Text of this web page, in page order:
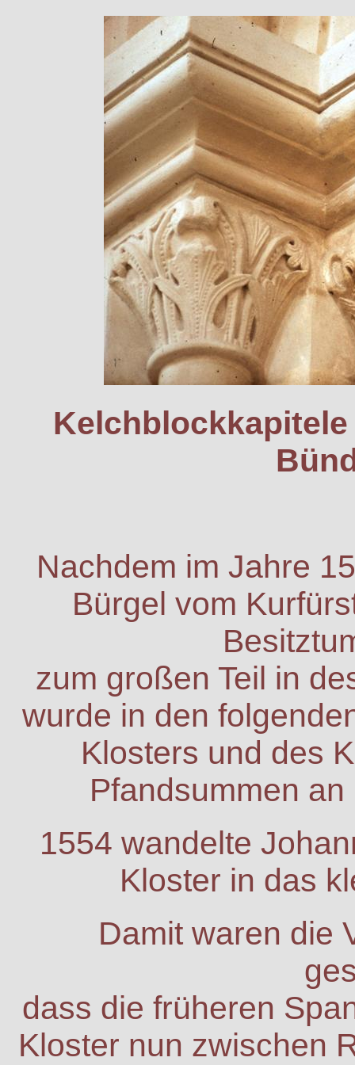
Nachdem im Jahre
Bürgel vom
zum großen Teil in
wurde in den
Klosters und des
Pfandsummen
1554 wandelte
Kloster in das
Damit waren die
dass die früheren
Kloster nun zwischen